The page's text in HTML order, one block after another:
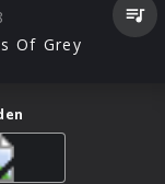
Of Grey